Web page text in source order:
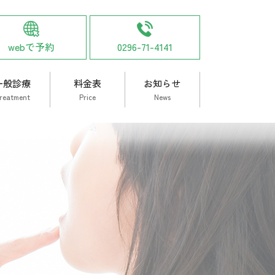
webで予約 0296-71-4141
般診療 料金表
Price
お知らせ
News